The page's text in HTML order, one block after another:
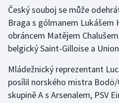
Parasport
Plavání
Plážový volejbal
Ragby
Český souboj se může
Braga s gólmanem Lukášem
obráncem Matějem
belgický Saint-Gilloise a
Mládežnický reprezentant
posílil norského mistra
skupině A s Arsenalem, PSV